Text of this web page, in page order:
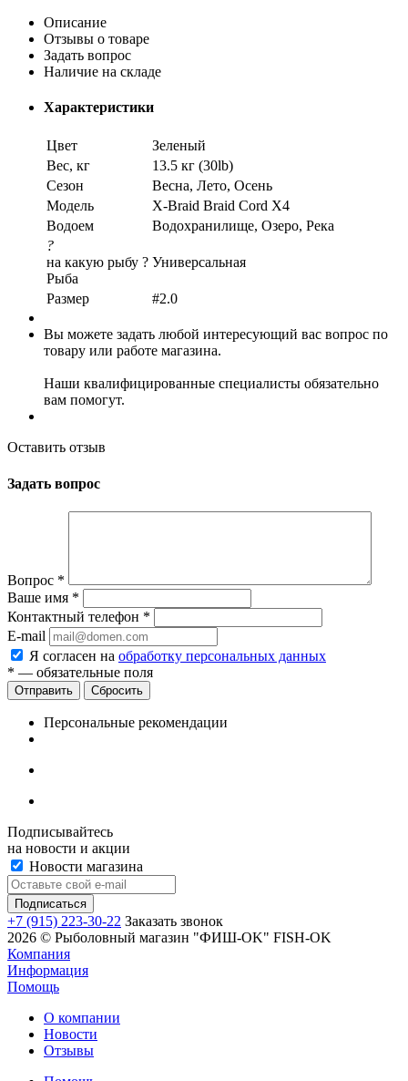
Описание
Отзывы о товаре
Задать вопрос
Наличие на складе
Характеристики
Цвет
Зеленый
Вес, кг
13.5 кг (30lb)
Сезон
Весна, Лето, Осень
Модель
X-Braid Braid Cord X4
Водоем
Водохранилище, Озеро, Река
?
на какую рыбу ?
Рыба
Универсальная
Размер #2.0
Вы можете задать любой интересующий вас вопрос по
товару или работе магазина.
Наши квалифицированные специалисты обязательно
вам помогут.
Оставить отзыв
Задать вопрос
Вопрос *
Ваше имя *
Контактный телефон *
E-mail
Я согласен на обработку персональных данных
* — обязательные поля
Сбросить
Персональные рекомендации
Подписывайтесь
на новости и акции
Новости магазина
+7 (915) 223-30-22 Заказать звонок
2026 © Рыболовный магазин "ФИШ-OK" FISH-OK
Компания
Информация
Помощь
О компании
Новости
Отзывы